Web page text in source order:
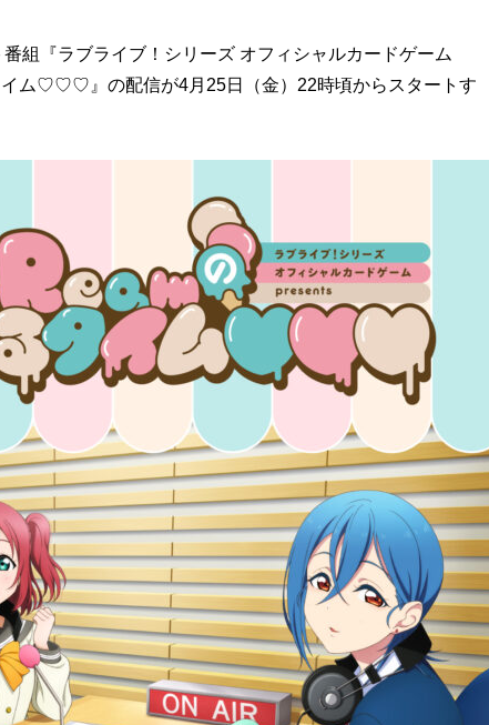
組『ラブライブ！シリーズ オフィシャルカードゲーム
イム♡♡♡』の配信が4月25日（金）22時頃からスタートす